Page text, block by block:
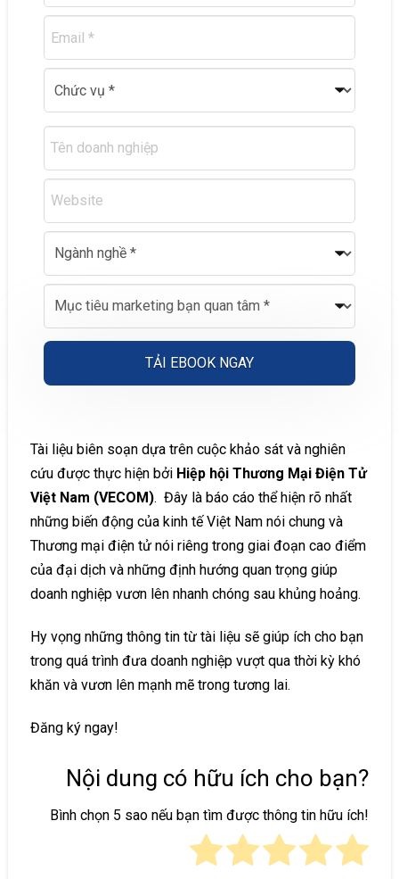
Tài liệu biên soạn dựa trên cuộc khảo sát và nghiên
cứu được thực hiện bởi Hiệp hội Thương Mại Điện Tử
Việt Nam (VECOM). Đây là báo cáo thể hiện rõ nhất
những biến động của kinh tế Việt Nam nói chung và
Thương mại điện tử nói riêng trong giai đoạn cao điểm
của đại dịch và những định hướng quan trọng giúp
doanh nghiệp vươn lên nhanh chóng sau khủng hoảng.
Hy vọng những thông tin từ tài liệu sẽ giúp ích cho bạn
trong quá trình đưa doanh nghiệp vượt qua thời kỳ khó
khăn và vươn lên mạnh mẽ trong tương lai.
Đăng ký ngay!
Nội dung có hữu ích cho bạn?
Bình chọn 5 sao nếu bạn tìm được thông tin hữu ích!